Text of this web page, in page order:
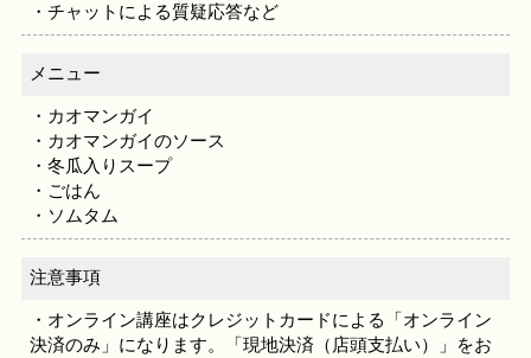
・チャットによる質疑応答など
メニュー
・カオマンガイ
・カオマンガイのソース
・冬瓜入りスープ
・ごはん
・ソムタム
注意事項
・オンライン講座はクレジットカードによる「オンライン
決済のみ」になります。「現地決済（店頭支払い）」をお